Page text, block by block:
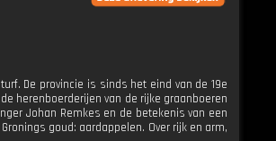
De provincie is sinds het eind van de 19e
herenboerderijen van de rijke graanboeren
Johan Remkes en de betekenis van een
goud: aardappelen. Over rijk en arm,